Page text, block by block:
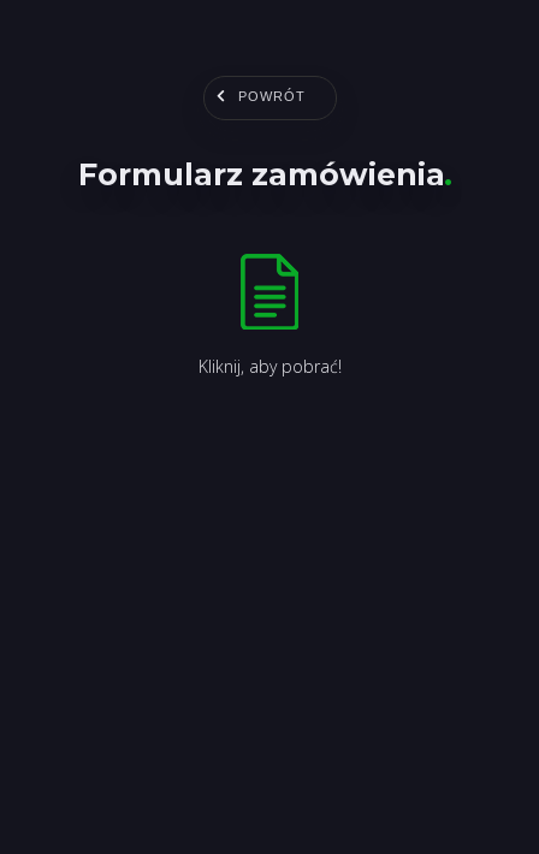
POWRÓT
Formularz zamówienia.
Kliknij, aby pobrać!